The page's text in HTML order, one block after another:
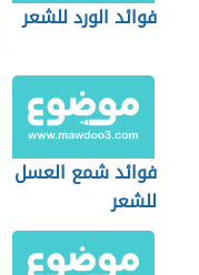
فوائد الورد للشعر
فوائد شمع العسل
للشعر